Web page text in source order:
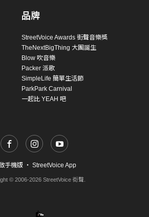
品牌
StreetVoice Awards 街聲音樂獎
TheNextBigThing 大團誕生
Blow 吹音樂
Packer 派歌
SimpleLife 簡單生活節
ParkPark Carnival
一起比 YEAH 吧
手機版 ・ StreetVoice App
© 2006-2026 StreetVoice 街聲.